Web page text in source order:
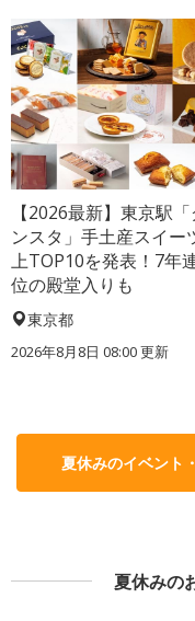
【2026最新】東京駅
ンスタ」手土産スイー
上TOP10を発表！7年
位の殿堂入りも
東京都
2026年8月8日 08:00更新
夏休みのイベント
夏休みの